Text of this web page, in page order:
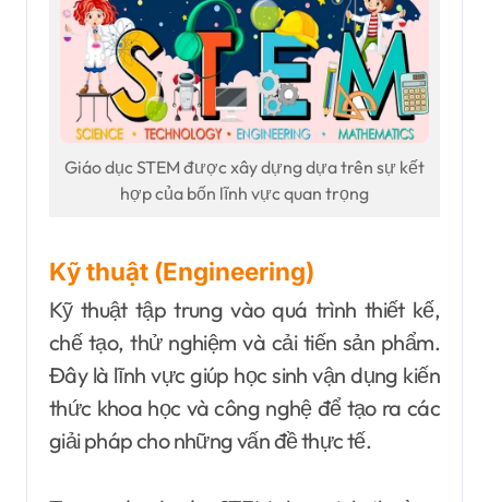
Giáo dục STEM được xây dựng dựa trên sự kết
hợp của bốn lĩnh vực quan trọng
Kỹ thuật (Engineering)
Kỹ thuật tập trung vào quá trình thiết kế,
chế tạo, thử nghiệm và cải tiến sản phẩm.
Đây là lĩnh vực giúp học sinh vận dụng kiến
thức khoa học và công nghệ để tạo ra các
giải pháp cho những vấn đề thực tế.